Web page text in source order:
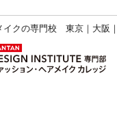
イクの専門校 東京｜大阪